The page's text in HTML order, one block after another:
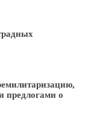
предлогами о